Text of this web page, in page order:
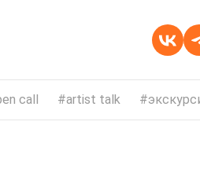
call artist talk